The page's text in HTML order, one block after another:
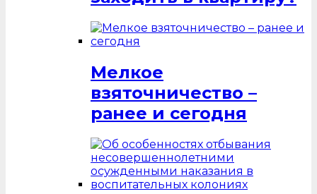
Мелкое
взяточничество –
ранее и сегодня